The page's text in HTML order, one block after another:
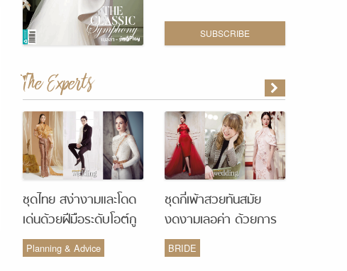
SUBSCRIBE
The Experts
ชุดไทย สง่างามและโดด
เด่นด้วยฝีมือระดับโอต์กู
ตูร์ จากห้องเสื้อ Vanus
Couture
Planning & Advice
ชุดกี่เพ้าสวยทันสมัย
งดงามเลอค่า ด้วยการ
รังสรรค์จากห้องเสื้อ
Monique Wedding
BRIDE